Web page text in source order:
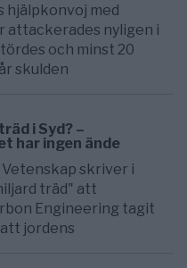
hjälpkonvoj med
attackerades nyligen i
och minst 20
skulden
i Syd? –
har ingen ände
Vetenskap skriver i
träd" att
Engineering tagit
jordens